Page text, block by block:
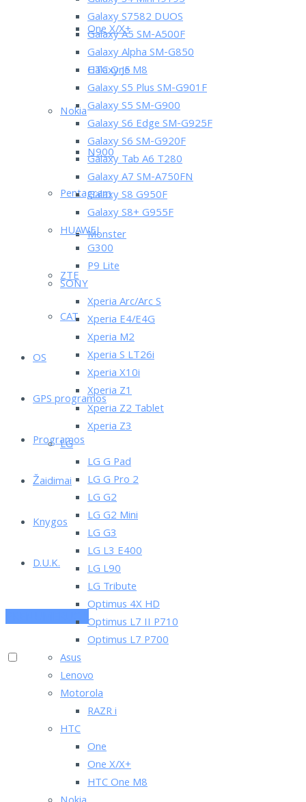
One X/X+
HTC One M8
Nokia
N900
Pentagram
Monster
ZTE
CAT
OS
GPS programos
Programos
Žaidimai
Knygos
D.U.K.
Galaxy S7582 DUOS
Galaxy A5 SM-A500F
Galaxy Alpha SM-G850
Galaxy J5
Galaxy S5 Plus SM-G901F
Galaxy S5 SM-G900
Galaxy S6 Edge SM-G925F
Galaxy S6 SM-G920F
Galaxy Tab A6 T280
Galaxy A7 SM-A750FN
Galaxy S8 G950F
Galaxy S8+ G955F
HUAWEI
G300
P9 Lite
SONY
Xperia Arc/Arc S
Xperia E4/E4G
Xperia M2
Xperia S LT26i
Xperia X10i
Xperia Z1
Xperia Z2 Tablet
Xperia Z3
LG
LG G Pad
LG G Pro 2
LG G2
LG G2 Mini
LG G3
LG L3 E400
LG L90
LG Tribute
Optimus 4X HD
Optimus L7 II P710
Optimus L7 P700
Asus
Lenovo
Motorola
RAZR i
HTC
One
One X/X+
HTC One M8